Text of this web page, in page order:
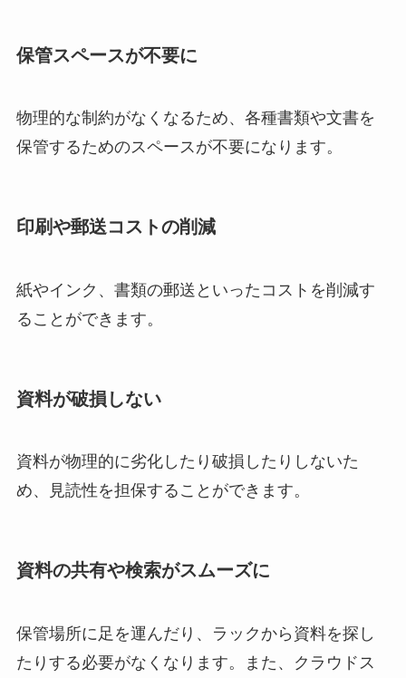
保管スペースが不要に
物理的な制約がなくなるため、各種書類や文書を
保管するためのスペースが不要になります。
印刷や郵送コストの削減
紙やインク、書類の郵送といったコストを削減す
ることができます。
資料が破損しない
資料が物理的に劣化したり破損したりしないた
め、見読性を担保することができます。
資料の共有や検索がスムーズに
保管場所に足を運んだり、ラックから資料を探し
たりする必要がなくなります。また、クラウドス